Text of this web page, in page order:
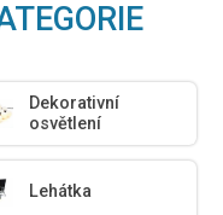
Dekorativní
osvětlení
Lehátka